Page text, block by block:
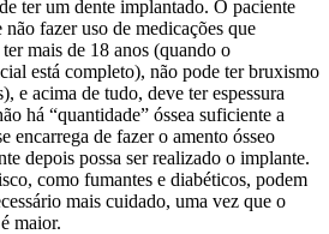
ter um dente implantado. O paciente
fazer uso de medicações que
mais de 18 anos (quando o
está completo), não pode ter bruxismo
e acima de tudo, deve ter espessura
há “quantidade” óssea suficiente a
encarrega de fazer o amento ósseo
depois possa ser realizado o implante.
como fumantes e diabéticos, podem
mais cuidado, uma vez que o
maior.